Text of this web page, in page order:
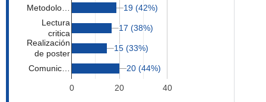
0 20 40
Metodolo…
Lectura
critica
Realización
de poster
Comunic…
19 (42%)
19 (42%)
17 (38%)
17 (38%)
15 (33%)
15 (33%)
20 (44%)
20 (44%)